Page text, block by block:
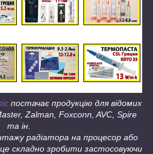
постачає продукцію для відомих
Zalman, Foxconn, AVC, Spire
та ін.
радіатора на процесор або
складно зробити застосовуючи